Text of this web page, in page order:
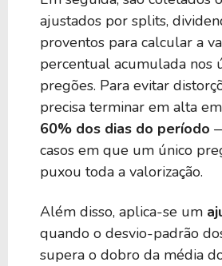
ajustados por splits,
proventos para calcular a
percentual acumulada nos
pregões. Para evitar
precisa terminar em alta
60% dos dias do período
casos em que um único
puxou toda a valorização.
Além disso, aplica-se um
quando o desvio-padrão
supera o dobro da média